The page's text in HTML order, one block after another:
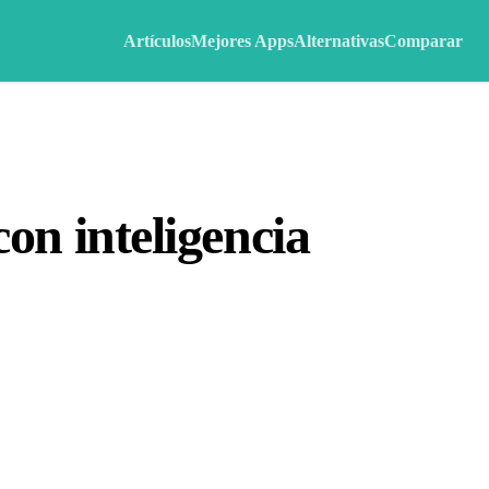
ArtículosMejores AppsAlternativasComparar
inteligencia